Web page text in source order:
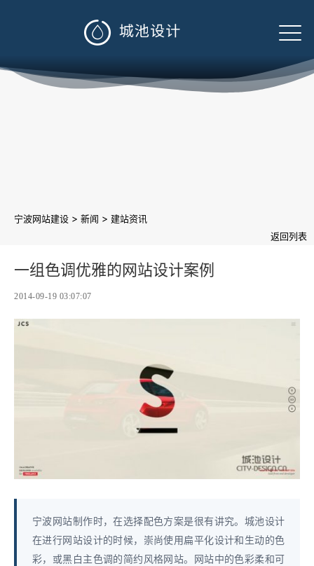

宁波网站建设 > 新闻 > 建站资讯
返回列表
一组色调优雅的网站设计案例
2014-09-19 03:07:07
宁波网站制作时，在选择配色方案是很有讲究。城池设计
在进行网站设计的时候，崇尚使用扁平化设计和生动的色
彩，或黑白主色调的简约风格网站。网站中的色彩柔和可